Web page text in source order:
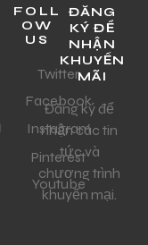
FOLL
OW
US
Twitter
Facebook
Instagram
Pinterest
Youtube
ĐĂNG
KÝ ĐỂ
NHẬN
KHUYẾN
MÃI
Đăng ký để
nhận các tin
tức và
chương trình
khuyến mại.